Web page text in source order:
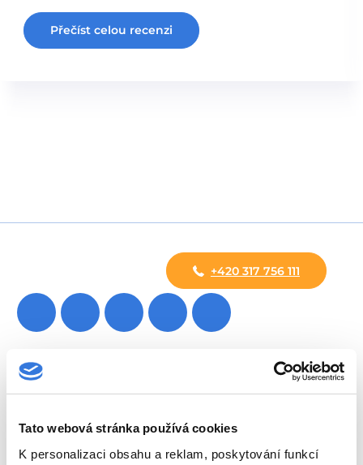
Tato webová stránka používá cookies
K personalizaci obsahu a reklam, poskytování funkcí
Přečíst celou recenzi
+420 317 756 111
Oddělení
Pohotovost